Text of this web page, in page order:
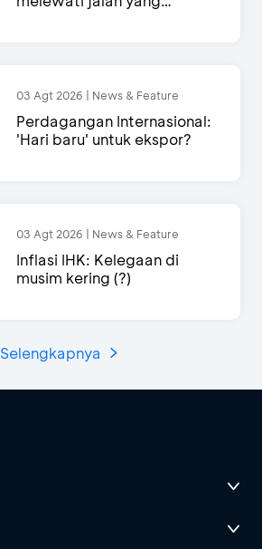
03 Agt 2026 | News & Feature
Perdagangan Internasional:
'Hari baru' untuk ekspor?
03 Agt 2026 | News & Feature
Inflasi IHK: Kelegaan di
musim kering (?)
Selengkapnya